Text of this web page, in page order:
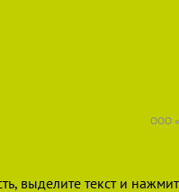
ООО
выделите текст и